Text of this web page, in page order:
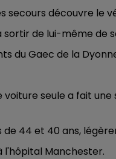
secours découvre
sortir de lui-même de
du Gaec de la
voiture seule a fait
44 et 40 ans,
l'hôpital Manchester.